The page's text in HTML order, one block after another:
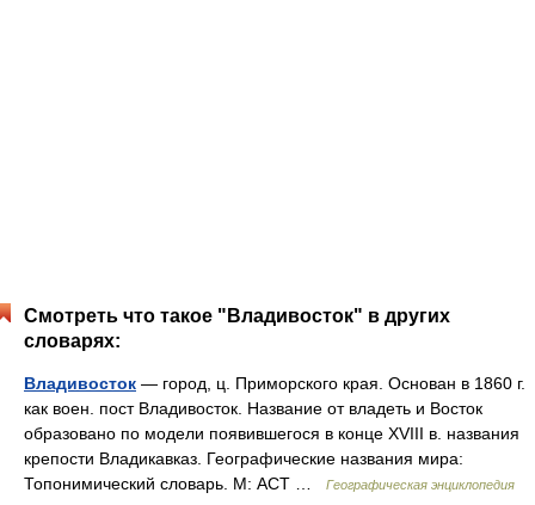
Смотреть что такое "Владивосток" в других
словарях:
Владивосток — город, ц. Приморского края. Основан в 1860 г.
как воен. пост Владивосток. Название от владеть и Восток
образовано по модели появившегося в конце XVIII в. названия
крепости Владикавказ. Географические названия мира:
Топонимический словарь. М: АСТ …
Географическая энциклопедия